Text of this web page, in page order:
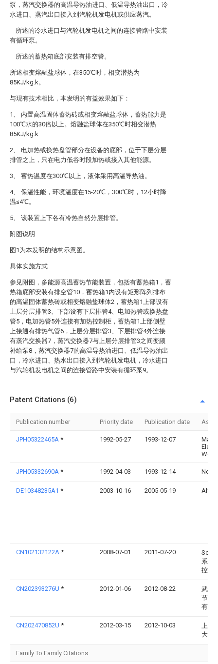
泵，蒸汽交换器的高温导热油进口、低温导热油出口，冷
水进口、蒸汽出口接入到汽轮机发电机或供应蒸汽。
所述的冷水进口与汽轮机发电机之间的连接管路中安装
有循环泵。
所述的蓄热箱底部安装有排空管。
所述相变熔融盐球体，在350℃时，相变潜热为
85KJ/kg.k。
与现有技术相比，本发明的有益效果如下：
1、 内置高温固体蓄热砖或相变熔融盐球体，蓄热能力是
100℃水的30倍以上。熔融盐球体在350℃时相变潜热
85KJ/kg.k
2、 电加热或换热盘管部分在设备的底部，位于下层分层
排管之上，只在电力低谷时段加热或接入其他能源。
3、 蓄热温度在300℃以上，液体采用高温导热油。
4、 保温性能，环境温度在15-20℃，300℃时，12小时降
温≤4℃。
5、 该装置上下各有冷热自然分层排管。
附图说明
图1为本发明的结构示意图。
具体实施方式
参见附图，多能源高温蓄热节能装置，包括有蓄热箱1，蓄
热箱底部安装有排空管10，蓄热箱1内设有矩形阵列排布
的高温固体蓄热砖或相变熔融盐球体2，蓄热箱1上部设有
上层分层排管3、下部设有下层排管4、电加热管或换热盘
管5，电加热管5外连接有加热控制柜，蓄热箱1上部侧壁
上接通有排热气管6，上层分层排管3、下层排管4外连接
有蒸汽交换器7，蒸汽交换器7与上层分层排管3之间变频
补给泵8，蒸汽交换器7的高温导热油进口、低温导热油出
口，冷水进口、热水出口接入到汽轮机发电机，冷水进口
与汽轮机发电机之间的连接管路中安装有循环泵9。
Patent Citations (6)
Publication number Priority date Publication date
JPH05322465A * 1992-05-27 1993-12-07
JPH05332690A * 1992-04-03 1993-12-14 Nok
DE10348235A1 * 2003-10-16 2005-05-19
CN102132122A * 2008-07-01 2011-07-20
系统
控股
CN202393276U * 2012-01-06 2012-08-22
武汉
节能
有限
CN202470852U * 2012-03-15 2012-10-03
上海
大学
Family To Family Citations